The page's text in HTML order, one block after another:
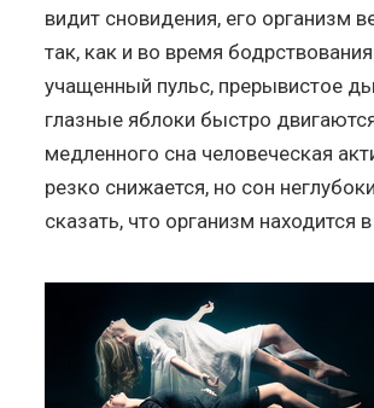
видит сновидения, его организм
так, как и во время
учащенный пульс, прерывистое
глазные яблоки быстро
медленного сна человеческая
резко снижается, но сон
сказать, что организм находится